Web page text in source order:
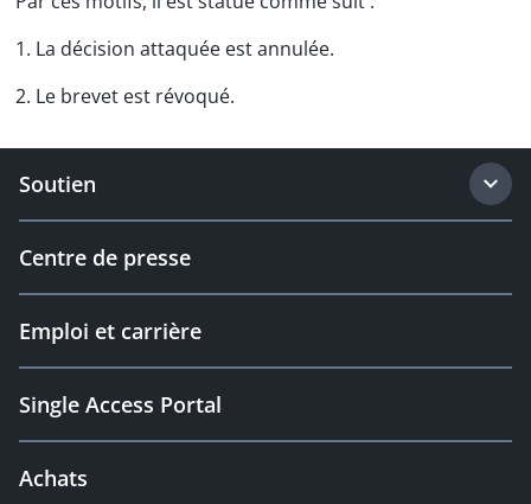
1. La décision attaquée est annulée.
2. Le brevet est révoqué.
Soutien
Centre de presse
Emploi et carrière
Single Access Portal
Achats